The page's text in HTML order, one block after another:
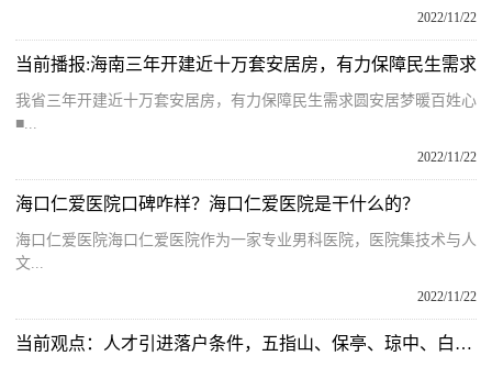
2022/11/22
当前播报:海南三年开建近十万套安居房，有力保障民生需求
我省三年开建近十万套安居房，有力保障民生需求圆安居梦暖百姓心
■...
2022/11/22
海口仁爱医院口碑咋样？海口仁爱医院是干什么的？
海口仁爱医院海口仁爱医院作为一家专业男科医院，医院集技术与人
文...
2022/11/22
当前观点：人才引进落户条件，五指山、保亭、琼中、白沙在海南如何买房？